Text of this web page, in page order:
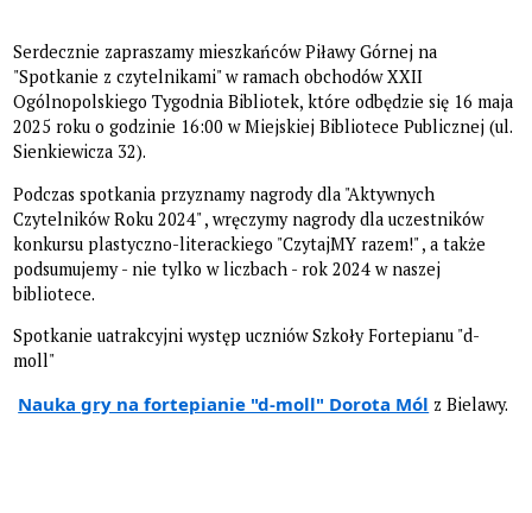
Serdecznie zapraszamy mieszkańców Piławy Górnej na
"Spotkanie z czytelnikami" w ramach obchodów XXII
Ogólnopolskiego Tygodnia Bibliotek, które odbędzie się 16 maja
2025 roku o godzinie 16:00 w Miejskiej Bibliotece Publicznej (ul.
Sienkiewicza 32).
Podczas spotkania przyznamy nagrody dla "Aktywnych
Czytelników Roku 2024" , wręczymy nagrody dla uczestników
konkursu plastyczno-literackiego "CzytajMY razem!" , a także
podsumujemy - nie tylko w liczbach - rok 2024 w naszej
bibliotece.
Spotkanie uatrakcyjni występ uczniów Szkoły Fortepianu "d-
moll"
Nauka gry na fortepianie "d-moll" Dorota Mól z Bielawy.